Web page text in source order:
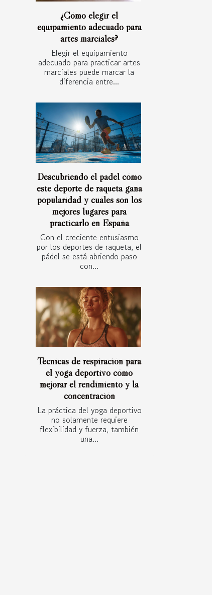
¿Cómo elegir el
equipamiento adecuado para
artes marciales?
Elegir el equipamiento
adecuado para practicar artes
marciales puede marcar la
diferencia entre...
Descubriendo el padel cómo
este deporte de raqueta gana
popularidad y cuáles son los
mejores lugares para
practicarlo en España
Con el creciente entusiasmo
por los deportes de raqueta, el
pádel se está abriendo paso
con...
Técnicas de respiración para
el yoga deportivo cómo
mejorar el rendimiento y la
concentración
La práctica del yoga deportivo
no solamente requiere
flexibilidad y fuerza, también
una...